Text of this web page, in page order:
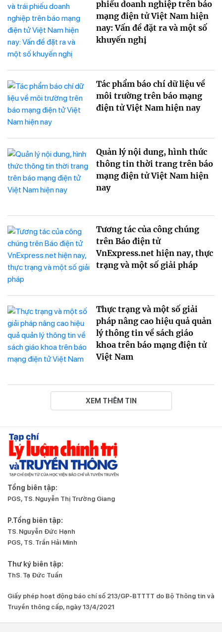
phiếu doanh nghiệp trên báo
mạng điện tử Việt Nam hiện
nay: Vấn đề đặt ra và một số
khuyến nghị
Tác phẩm báo chí dữ liệu về
môi trường trên báo mạng
điện tử Việt Nam hiện nay
Quản lý nội dung, hình thức
thông tin thời trang trên báo
mạng điện tử Việt Nam hiện
nay
Tương tác của công chúng
trên Báo điện tử
VnExpress.net hiện nay, thực
trạng và một số giải pháp
Thực trạng và một số giải
pháp nâng cao hiệu quả quản
lý thông tin về sách giáo
khoa trên báo mạng điện tử
Việt Nam
XEM THÊM TIN
Tổng biên tập:
PGS, TS. Nguyễn Thị Trường Giang
P.Tổng biên tập:
TS. Nguyễn Đức Hạnh
PGS, TS. Trần Hải Minh
Thư ký biên tập:
ThS. Tạ Đức Tuấn
Giấy phép hoạt động báo chí số 213/GP-BTTTT do Bộ Thông tin và
Truyền thông cấp, ngày 13/4/2021